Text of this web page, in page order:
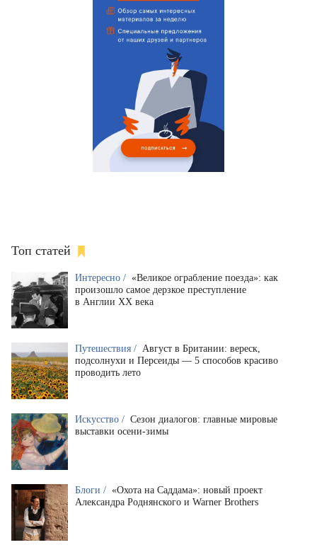
Топ статей
Интересно / «Великое ограбление поезда»: как
произошло самое дерзкое преступление
в Англии XX века
Путешествия / Август в Британии: вереск,
подсолнухи и Персеиды — 5 способов красиво
проводить лето
Искусство / Сезон диалогов: главные мировые
выставки осени-зимы
Блоги / «Охота на Саддама»: новый проект
Александра Роднянского и Warner Brothers